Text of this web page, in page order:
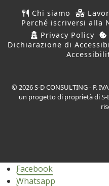
Chi siamo
Perché iscriversi alla
Privacy Policy
Dichiarazione di
© 2026 S-D CONSULTING - P.
un progetto di proprietà di S-
Facebook
Whatsapp